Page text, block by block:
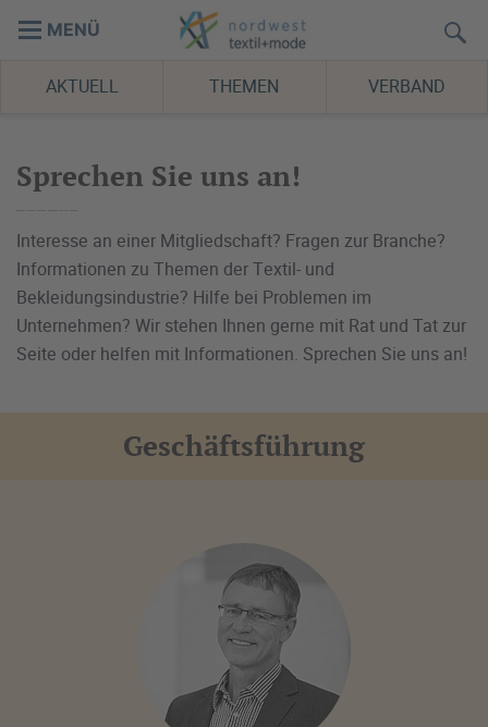
MENÜ
AKTUELL THEMEN VERBAND
Sprechen Sie uns an!
Interesse an einer Mitgliedschaft? Fragen zur Branche?
Informationen zu Themen der Textil- und
Bekleidungsindustrie? Hilfe bei Problemen im
Unternehmen? Wir stehen Ihnen gerne mit Rat und Tat zur
Seite oder helfen mit Informationen. Sprechen Sie uns an!
Geschäftsführung